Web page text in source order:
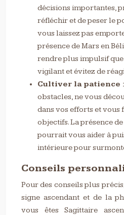
décisions importantes,
réfléchir et de peser le
vous laissez pas
présence de Mars en
rendre plus impulsif que
vigilant et évitez de
Cultiver la patience :
obstacles, ne vous
dans vos efforts et
objectifs. La présence
pourrait vous aider à
intérieure pour
Conseils
Pour des conseils plus
signe ascendant et de la
vous êtes Sagittaire